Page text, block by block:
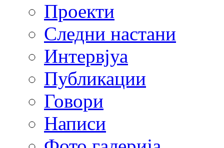
Проекти
Следни настани
Интервјуа
Публикации
Говори
Написи